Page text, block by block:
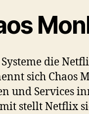
die
sich Chaos
und Services
stellt Netflix